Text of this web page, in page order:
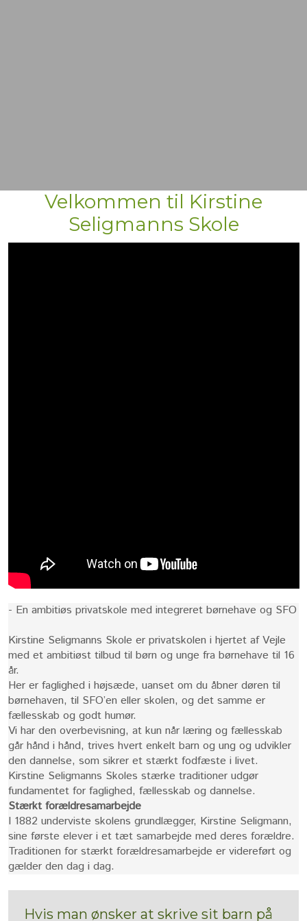
Velkommen til Kirstine
Seligmanns Skole
- En ambitiøs privatskole med integreret børnehave og SFO
Kirstine Seligmanns Skole er privatskolen i hjertet af Vejle
med et ambitiøst tilbud til børn og unge fra børnehave til 16
år.
Her er faglighed i højsæde, uanset om du åbner døren til
børnehaven, til SFO’en eller skolen, og det samme er
fællesskab og godt humør.
Vi har den overbevisning, at kun når læring og fællesskab
går hånd i hånd, trives hvert enkelt barn og ung og udvikler
den dannelse, som sikrer et stærkt fodfæste i livet.
Kirstine Seligmanns Skoles stærke traditioner udgør
fundamentet for faglighed, fællesskab og dannelse.
Stærkt forældresamarbejde
I 1882 underviste skolens grundlægger, Kirstine Seligmann,
sine første elever i et tæt samarbejde med deres forældre.
Traditionen for stærkt forældresamarbejde er videreført og
gælder den dag i dag.​​​
Hvis man ønsker at skrive sit barn på